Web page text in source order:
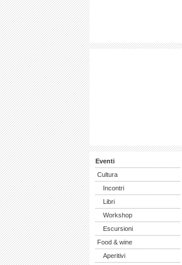
Eventi
Cultura
Incontri
Libri
Workshop
Escursioni
Food & wine
Aperitivi